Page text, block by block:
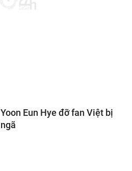
Yoon Eun Hye đỡ fan Việt bị
ngã